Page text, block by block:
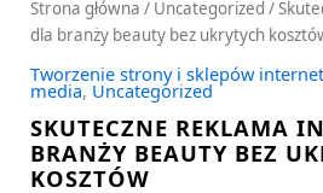
Strona główna / Uncategorized /
dla branży beauty bez ukrytych
Tworzenie strony i sklepów
media, Uncategorized
SKUTECZNE REKLAMA
BRANŻY BEAUTY BEZ
KOSZTÓW